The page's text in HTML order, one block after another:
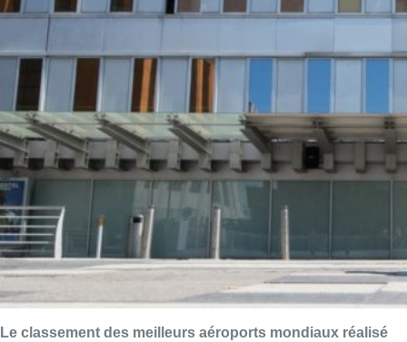
Le classement des meilleurs aéroports mondiaux réalisé